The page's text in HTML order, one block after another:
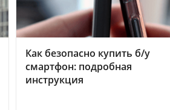
Как безопасно купить б/у
смартфон: подробная
инструкция